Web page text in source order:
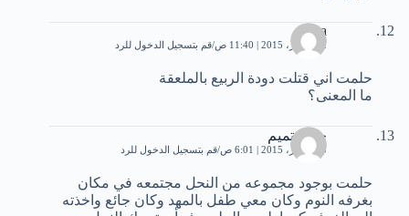
nana
22 أكتوبر، 2015 | 11:40 ص قم بتسجيل الدخول للرد
حلمت اني قتلت دودة الربيع بالملعقة
ما المعنى؟
حنان تميم
30 أكتوبر، 2015 | 6:01 ص قم بتسجيل الدخول للرد
حلمت بوجود مجموعه من النحل مجتمعه في مكان
بغرفه النوم وكان معي طفل بالمهد وكان جائع واخذته